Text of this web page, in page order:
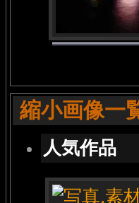
縮小画像一
人気作品